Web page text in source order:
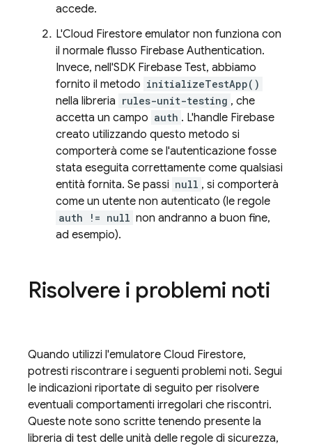
accede.
L'Cloud Firestore emulator non funziona con
il normale flusso Firebase Authentication.
Invece, nell'SDK Firebase Test, abbiamo
fornito il metodo initializeTestApp()
nella libreria rules-unit-testing , che
accetta un campo auth . L'handle Firebase
creato utilizzando questo metodo si
comporterà come se l'autenticazione fosse
stata eseguita correttamente come qualsiasi
entità fornita. Se passi null , si comporterà
come un utente non autenticato (le regole
auth != null non andranno a buon fine,
ad esempio).
Risolvere i problemi noti
Quando utilizzi l'emulatore Cloud Firestore,
potresti riscontrare i seguenti problemi noti. Segui
le indicazioni riportate di seguito per risolvere
eventuali comportamenti irregolari che riscontri.
Queste note sono scritte tenendo presente la
libreria di test delle unità delle regole di sicurezza,